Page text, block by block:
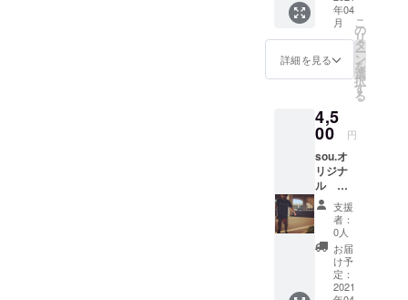
生地の
トレー
ナーの
左胸に
オリジ
をプリ
ントし
まし
た。
コット
ン
100％
カラバ
リ豊富
で各サ
イズご
用意で
きま
年04
月
詳細を見る
こ
の
リ
タ
ー
ン
を
選
択
す
る
4,5
00 円
sou.オ
リジナ
ル
GETOV
ER T
シャツ
胸元と
左袖に
オリジ
ナルデ
支援
者：
0人
お届
け予
定：
2021